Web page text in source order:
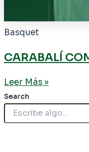
Basquet
CARABALÍ
Leer Más »
Search